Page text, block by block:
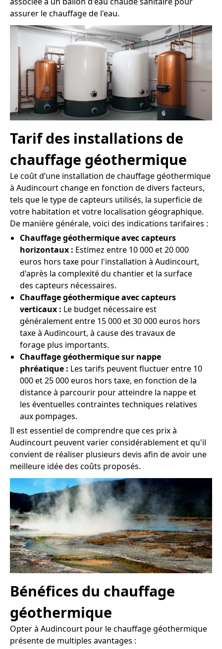
assurer le chauffage de l'eau.
Tarif des installations de
chauffage géothermique
Le coût d’une installation de chauffage géothermique
à Audincourt change en fonction de divers facteurs,
tels que le type de capteurs utilisés, la superficie de
votre habitation et votre localisation géographique.
De manière générale, voici des indications tarifaires :
Chauffage géothermique avec capteurs
horizontaux : Estimez entre 10 000 et 20 000
euros hors taxe pour l'installation à Audincourt,
d'après la complexité du chantier et la surface
des capteurs nécessaires.
Chauffage géothermique avec capteurs
verticaux : Le budget nécessaire est
généralement entre 15 000 et 30 000 euros hors
taxe à Audincourt, à cause des travaux de
forage plus importants.
Chauffage géothermique sur nappe
phréatique : Les tarifs peuvent fluctuer entre 10
000 et 25 000 euros hors taxe, en fonction de la
distance à parcourir pour atteindre la nappe et
les éventuelles contraintes techniques relatives
aux pompages.
Il est essentiel de comprendre que ces prix à
Audincourt peuvent varier considérablement et qu'il
convient de réaliser plusieurs devis afin de avoir une
meilleure idée des coûts proposés.
Bénéfices du chauffage
géothermique
Opter à Audincourt pour le chauffage géothermique
présente de multiples avantages :